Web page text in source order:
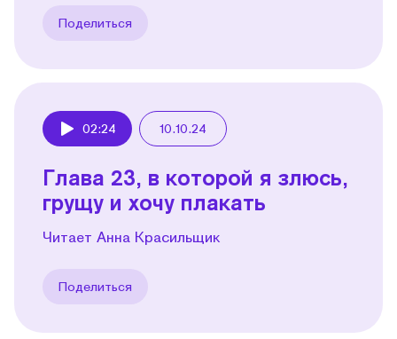
Поделиться
02:24 10.10.24
Глава 23, в которой я злюсь,
грущу и хочу плакать
Читает Анна Красильщик
Поделиться